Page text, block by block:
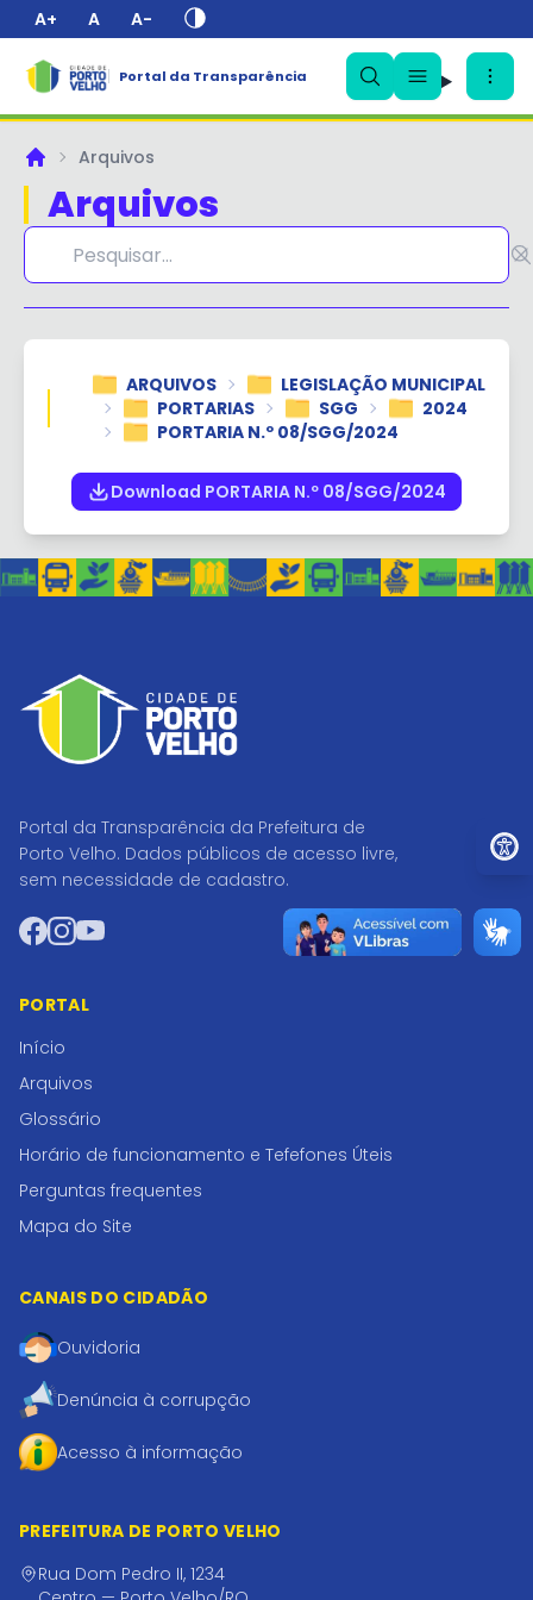
A+ A A-
Portal da Transparência
PrincipalArquivos
Arquivos
ARQUIVOS
LEGISLAÇÃO MUNICIPAL
PORTARIAS
SGG
2024
PORTARIA N.º 08/SGG/2024
Download PORTARIA N.º 08/SGG/2024
Portal da Transparência da Prefeitura de
Porto Velho. Dados públicos de acesso livre,
sem necessidade de cadastro.
Facebook
Instagram
YouTube
PORTAL
Início
Arquivos
Glossário
Horário de funcionamento e Tefefones Úteis
Perguntas frequentes
Mapa do Site
CANAIS DO CIDADÃO
Ouvidoria
Denúncia à corrupção
Acesso à informação
PREFEITURA DE PORTO VELHO
Rua Dom Pedro II, 1234
✕
Ir